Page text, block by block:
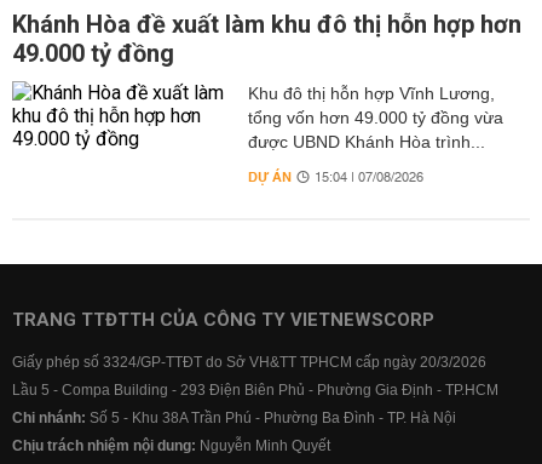
Khánh Hòa đề xuất làm khu đô thị hỗn hợp hơn
49.000 tỷ đồng
Khu đô thị hỗn hợp Vĩnh Lương,
tổng vốn hơn 49.000 tỷ đồng vừa
được UBND Khánh Hòa trình...
DỰ ÁN 15:04 | 07/08/2026
TRANG TTĐTTH CỦA CÔNG TY VIETNEWSCORP
Giấy phép số 3324/GP-TTĐT do Sở VH&TT TPHCM cấp ngày 20/3/2026
Lầu 5 - Compa Building - 293 Điện Biên Phủ - Phường Gia Định - TP.HCM
Chi nhánh: Số 5 - Khu 38A Trần Phú - Phường Ba Đình - TP. Hà Nội
Chịu trách nhiệm nội dung: Nguyễn Minh Quyết